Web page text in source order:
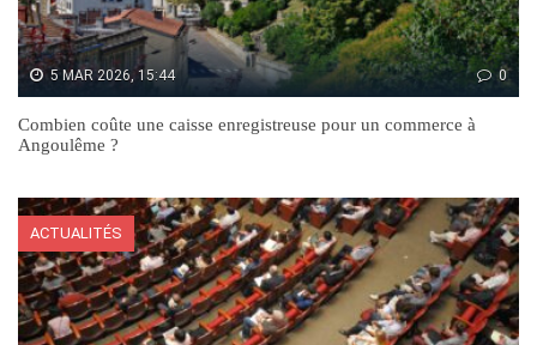
5 MAR 2026, 15:44 0
Combien coûte une caisse enregistreuse pour un commerce à
Angoulême ?
ACTUALITÉS